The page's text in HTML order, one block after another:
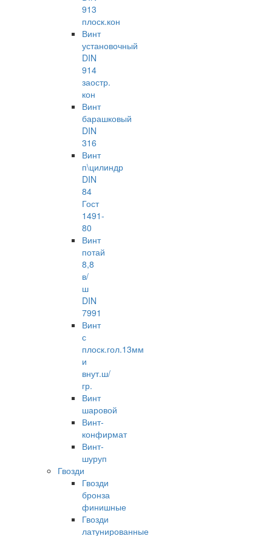
913
плоск.кон
Винт
установочный
DIN
914
заостр.
кон
Винт
барашковый
DIN
316
Винт
п\цилиндр
DIN
84
Гост
1491-
80
Винт
потай
8,8
в/
ш
DIN
7991
Винт
с
плоск.гол.13мм
и
внут.ш/
гр.
Винт
шаровой
Винт-
конфирмат
Винт-
шуруп
Гвозди
Гвозди
бронза
финишные
Гвозди
латунированные